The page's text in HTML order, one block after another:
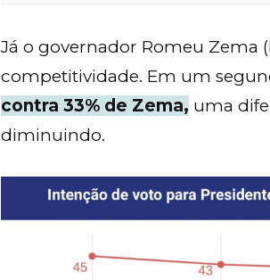
Já o governador Romeu Zema
competitividade. Em um
contra 33% de Zema, uma
diminuindo.